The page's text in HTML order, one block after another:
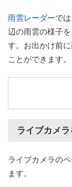
雨雲レーダーで
辺の雨雲の様子
す。お出かけ前
ことができます。
ライブカメ
ライブカメラの
ます。